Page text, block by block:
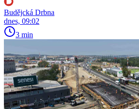
Budějcká Drbna
dnes, 09:02
3 min